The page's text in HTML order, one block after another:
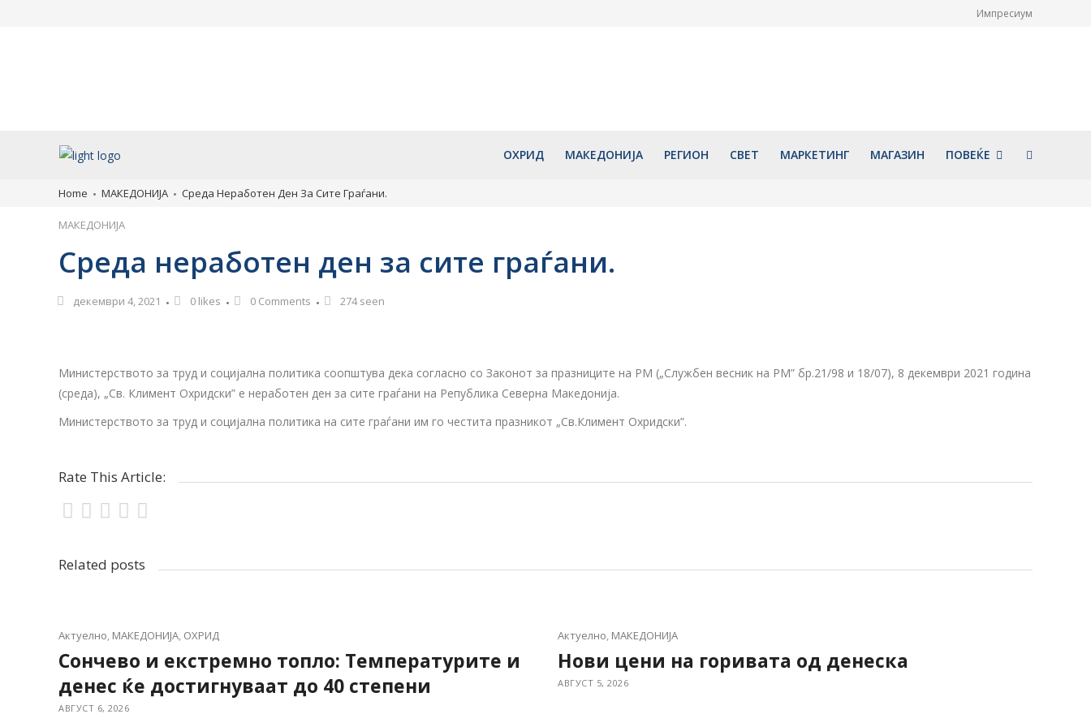
Импресиум
ОХРИД МАКЕДОНИЈА РЕГИОН СВЕТ МАРКЕТИНГ МАГАЗИН ПОВЕЌЕ
Home МАКЕДОНИЈА Среда Неработен Ден За Сите Граѓани.
МАКЕДОНИЈА
Среда неработен ден за сите граѓани.
декември 4, 2021 0 likes 0 Comments 274 seen
Министерството за труд и социјална политика соопштува дека согласно со Законот за празниците на РМ („Службен весник на РМ” бр.21/98 и 18/07), 8 декември 2021 година
(среда), „Св. Климент Охридски” е неработен ден за сите граѓани на Република Северна Македонија.
Mинистерството за труд и социјална политика на сите граѓани им го честита празникот „Св.Климент Охридски”.
Rate This Article:
Related posts
Актуелно, МАКЕДОНИЈА, ОХРИД
Сончево и екстремно топло: Температурите и
денес ќе достигнуваат до 40 степени
АВГУСТ 6, 2026
Актуелно, МАКЕДОНИЈА
Нови цени на горивата од денеска
АВГУСТ 5, 2026